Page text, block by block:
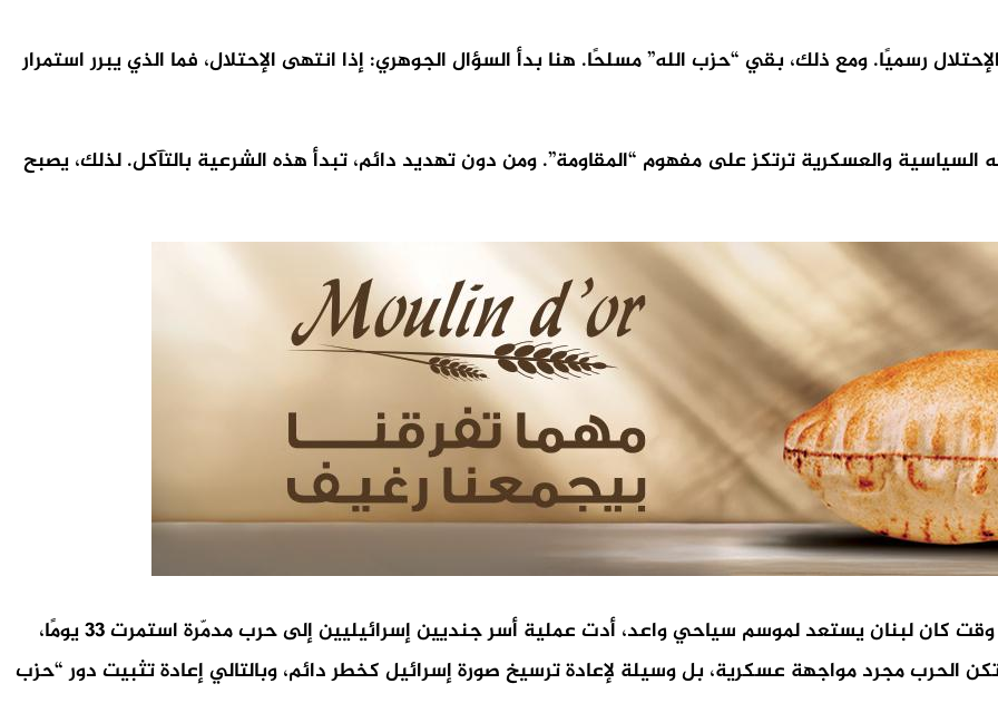
الإحتلال رسميًا. ومع ذلك، بقي “حزب الله” مسلحًا. هنا بدأ السؤال الجوهري: إذا انتهى الإحتلال، فما الذي يبرر استمرار
والعسكرية ترتكز على مفهوم “المقاومة”. ومن دون تهديد دائم، تبدأ هذه الشرعية بالتآكل. لذلك، يصبح
ضمن هذا المنطق، تبدو حرب تموز 2006 أكثر وضوحًا. ففي وقت كان لبنان يستعد لموسم سياحي واعد، أدت عملية أسر جنديين إسرائيليين إلى حرب مدمّرة استمرت 33 يومًا،
الحرب مجرد مواجهة عسكرية، بل وسيلة لإعادة ترسيخ صورة إسرائيل كخطر دائم، وبالتالي إعادة تثبيت دور “حزب